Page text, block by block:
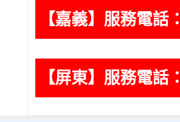
【嘉義】服務電話：
【屏東】服務電話：